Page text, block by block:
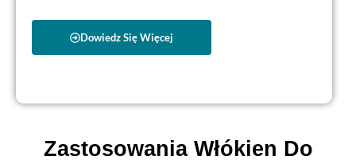
Dowiedz Się Więcej
Zastosowania Włókien Do